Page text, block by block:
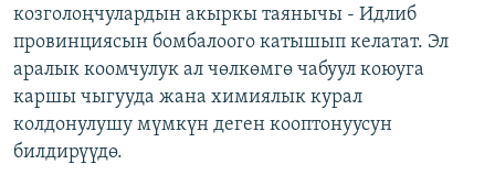
козголоңчулардын акыркы таянычы - Идлиб
провинциясын бомбалоого катышып келатат. Эл
аралык коомчулук ал чөлкөмгө чабуул коюуга
каршы чыгууда жана химиялык курал
колдонулушу мүмкүн деген кооптонуусун
билдирүүдө.